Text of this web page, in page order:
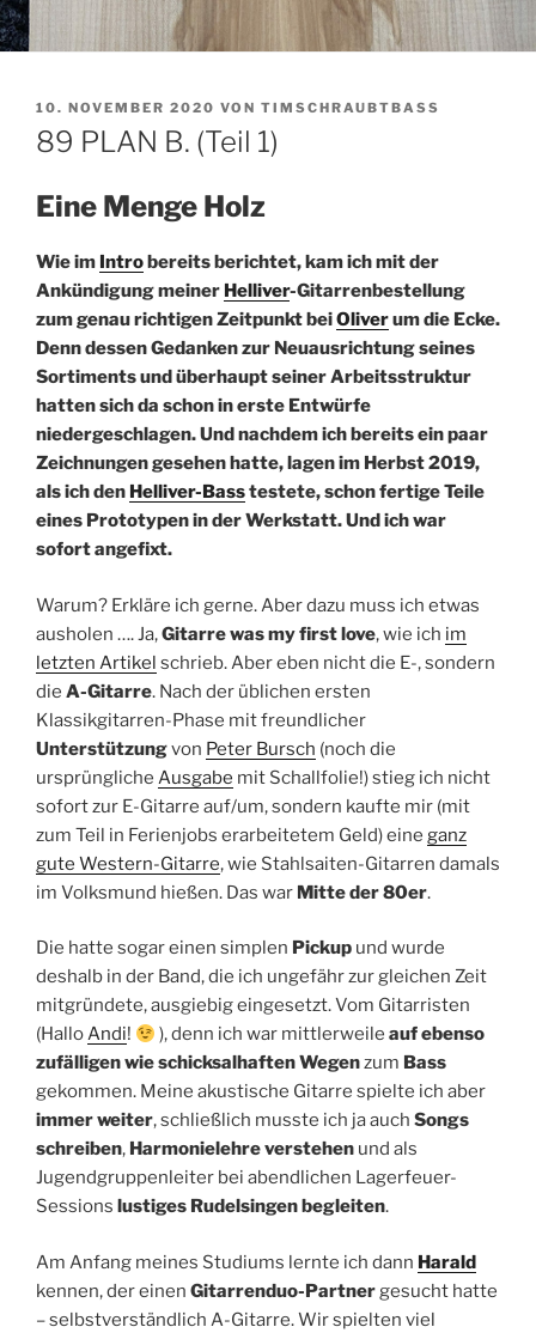
VERÖFFENTLICHT
AM
10. NOVEMBER 2020 VON TIMSCHRAUBTBASS
89 PLAN B. (Teil 1)
Eine Menge Holz
Wie im Introbereits berichtet, kam ich mit der
Ankündigung meiner Helliver-Gitarrenbestellung
zum genau richtigen Zeitpunkt beiOliverum die Ecke.
Denn dessen Gedanken zur Neuausrichtung seines
Sortiments und überhaupt seiner Arbeitsstruktur
hatten sich da schon in erste Entwürfe
niedergeschlagen. Und nachdem ich bereits ein paar
Zeichnungen gesehen hatte, lagen im Herbst 2019,
als ich den Helliver-Basstestete, schon fertige Teile
eines Prototypen in der Werkstatt. Und ich war
sofort angefixt.
Warum? Erkläre ich gerne. Aber dazu muss ich etwas
ausholen …. Ja,Gitarre was my first love, wie ich im
letzten Artikel schrieb. Aber eben nicht die E-, sondern
die A-Gitarre. Nach der üblichen ersten
Klassikgitarren-Phase mit freundlicher
Unterstützungvon Peter Bursch (noch die
ursprüngliche Ausgabe mit Schallfolie!) stieg ich nicht
sofort zur E-Gitarre auf/um, sondern kaufte mir (mit
zum Teil in Ferienjobs erarbeitetem Geld) eine ganz
gute Western-Gitarre, wie Stahlsaiten-Gitarren damals
im Volksmund hießen. Das war Mitte der 80er.
Die hatte sogar einen simplen Pickup und wurde
deshalb in der Band, die ich ungefähr zur gleichen Zeit
mitgründete, ausgiebig eingesetzt. Vom Gitarristen
(HalloAndi! ), denn ich war mittlerweileauf ebenso
zufälligen wie schicksalhaften Wegenzum Bass
gekommen. Meine akustische Gitarre spielte ich aber
immer weiter, schließlich musste ich ja auch Songs
schreiben, Harmonielehre verstehen und als
Jugendgruppenleiter bei abendlichen Lagerfeuer-
Sessions lustiges Rudelsingen begleiten.
Am Anfang meines Studiums lernte ich dann Harald
kennen, der einen Gitarrenduo-Partner gesucht hatte
– selbstverständlich A-Gitarre. Wir spielten viel